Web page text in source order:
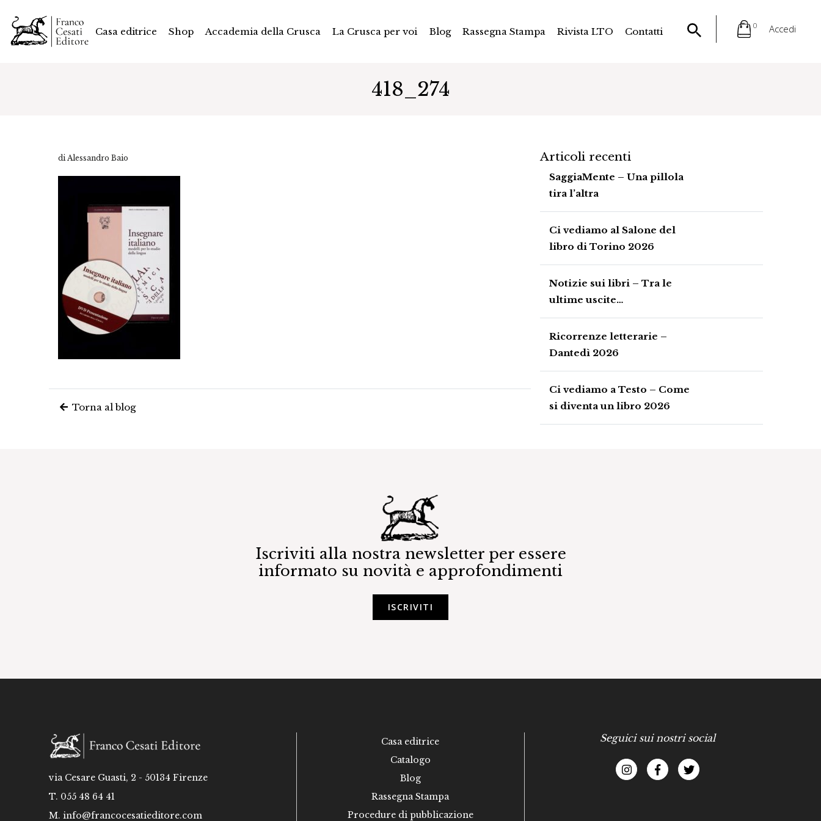
Casa editrice Shop Accademia della Crusca La Crusca per voi Blog Rassegna Stampa Rivista LTO Contatti
0 Accedi
418_274
di Alessandro Baio
Torna al blog
Articoli recenti
SaggiaMente – Una pillola
tira l’altra
Ci vediamo al Salone del
libro di Torino 2026
Notizie sui libri – Tra le
ultime uscite…
Ricorrenze letterarie –
Dantedì 2026
Ci vediamo a Testo – Come
si diventa un libro 2026
Iscriviti alla nostra newsletter per essere
informato su novità e approfondimenti
ISCRIVITI
via Cesare Guasti, 2 - 50134 Firenze
T. 055 48 64 41
M. info@francocesatieditore.com
Casa editrice
Catalogo
Blog
Rassegna Stampa
Procedure di pubblicazione
Seguici sui nostri social